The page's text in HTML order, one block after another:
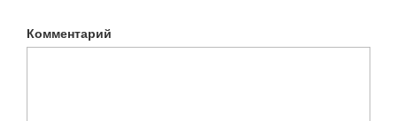
Комментарий